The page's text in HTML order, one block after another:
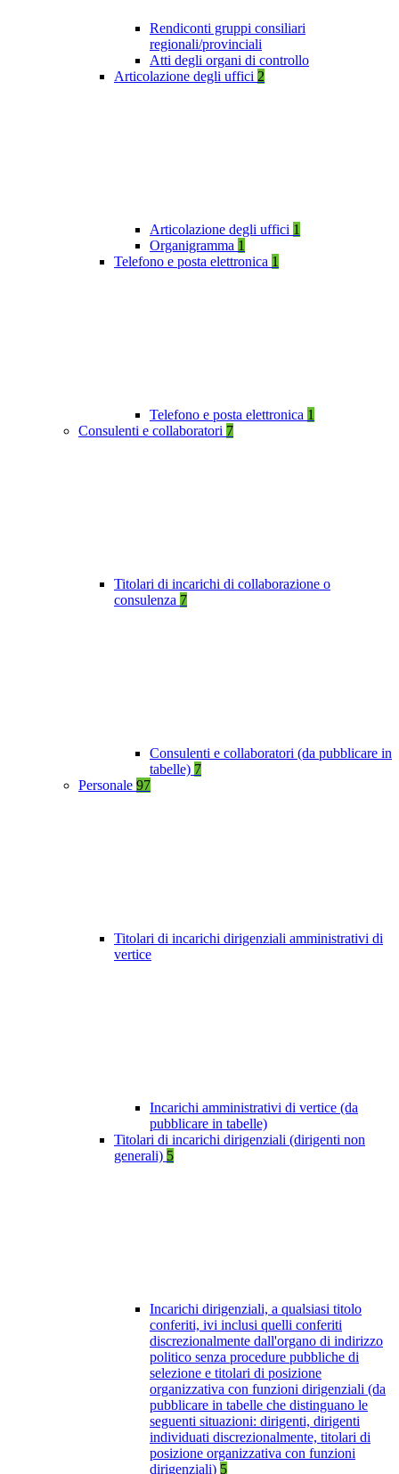
Rendiconti gruppi consiliari
regionali/provinciali
Atti degli organi di controllo
Articolazione degli uffici 2
Articolazione degli uffici 1
Organigramma 1
Telefono e posta elettronica 1
Telefono e posta elettronica 1
Consulenti e collaboratori 7
Titolari di incarichi di collaborazione o
consulenza 7
Consulenti e collaboratori (da pubblicare in
tabelle) 7
Personale 97
Titolari di incarichi dirigenziali amministrativi di
vertice
Incarichi amministrativi di vertice (da
pubblicare in tabelle)
Titolari di incarichi dirigenziali (dirigenti non
generali) 5
Incarichi dirigenziali, a qualsiasi titolo
conferiti, ivi inclusi quelli conferiti
discrezionalmente dall'organo di indirizzo
politico senza procedure pubbliche di
selezione e titolari di posizione
organizzativa con funzioni dirigenziali (da
pubblicare in tabelle che distinguano le
seguenti situazioni: dirigenti, dirigenti
individuati discrezionalmente, titolari di
posizione organizzativa con funzioni
dirigenziali) 5